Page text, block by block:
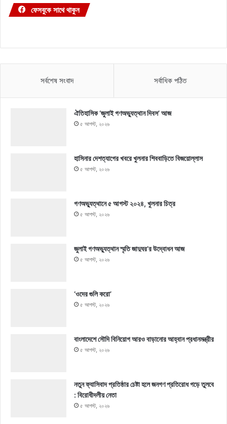
ফেসবুকে সাথে থাকুন
সর্বশেষ সংবাদ সর্বাধিক পঠিত
ঐতিহাসিক ‘জুলাই গণঅভ্যুত্থান দিবস’ আজ
৫ আগস্ট, ২০২৬
হাসিনার দেশত্যাগের খবরে খুলনার শিববাড়িতে বিজয়োল্লাস
৫ আগস্ট, ২০২৬
গণঅভ্যুত্থানে ৫ আগস্ট ২০২৪, খুলনার চিত্র
৫ আগস্ট, ২০২৬
জুলাই গণঅভ্যুত্থান স্মৃতি জাদুঘর’র উদ্বোধন আজ
৫ আগস্ট, ২০২৬
‘ওদের গুলি করো’
৫ আগস্ট, ২০২৬
বাংলাদেশে সৌদি বিনিয়োগ আরও বাড়ানোর আহ্বান প্রধানমন্ত্রীর
৫ আগস্ট, ২০২৬
নতুন ফ্যাসিবাদ প্রতিষ্ঠার চেষ্টা হলে জনগণ প্রতিরোধ গড়ে তুলবে
: বিরোধীদলীয় নেতা
৫ আগস্ট, ২০২৬